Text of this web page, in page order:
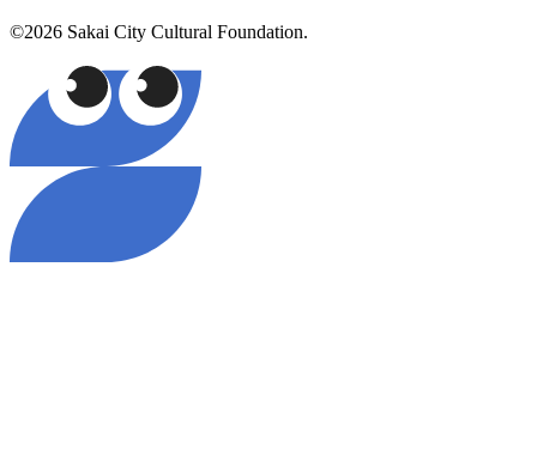
©2026 Sakai City Cultural Foundation.